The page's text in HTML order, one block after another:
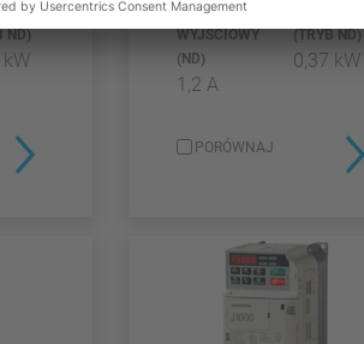
ND)
kW
ZNAMIONOWY
WYJŚCIOWY
(ND)
1,2 A
(TRYB ND)
0,37 kW
PORÓWNAJ